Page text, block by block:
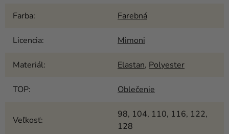
Farba: Farebná
Licencia: Mimoni
Materiál: Elastan, Polyester
TOP: Oblečenie
Veľkosť:
98, 104, 110, 116, 122,
128